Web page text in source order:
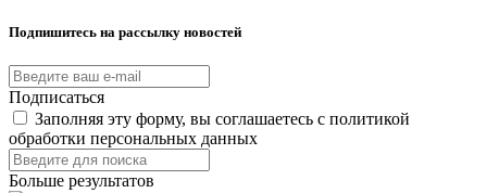
Подпишитесь на рассылку новостей
Подписаться
Заполняя эту форму, вы соглашаетесь с политикой
обработки персональных данных
Больше результатов